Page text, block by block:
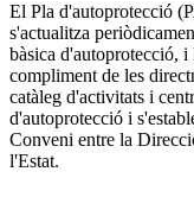
El Pla d'autoprotecció
s'actualitza
bàsica d'autoprotecció, i
compliment de les
catàleg d'activitats i
d'autoprotecció i
Conveni entre la
l'Estat.